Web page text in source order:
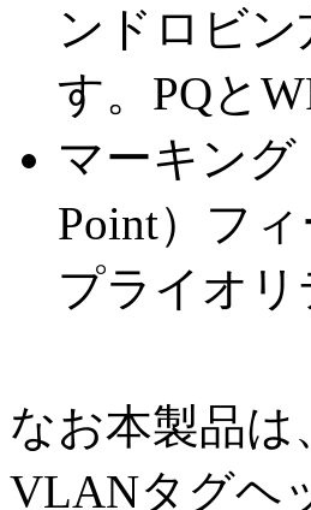
ンドロビ
す。PQと
マーキング
Point）フ
プライオ
なお本製品
VLANタグヘ